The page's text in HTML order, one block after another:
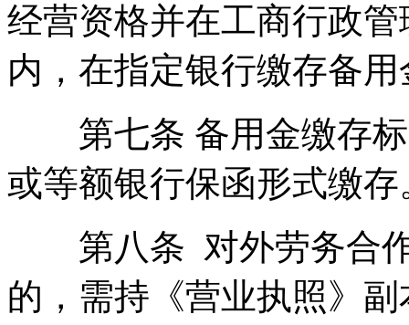
经营资格并在工商行政
内，在指定银行缴存备用
第七条 备用金缴存标
或等额银行保函形式缴存
第八条 对外劳务合作
的，需持《营业执照》